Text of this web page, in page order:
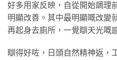
好多用家反映，自從開始調理
明顯改善。其中最明顯嘅改變
再起身去廁所，一覺瞓天光嘅
瞓得好咗，日頭自然精神返，